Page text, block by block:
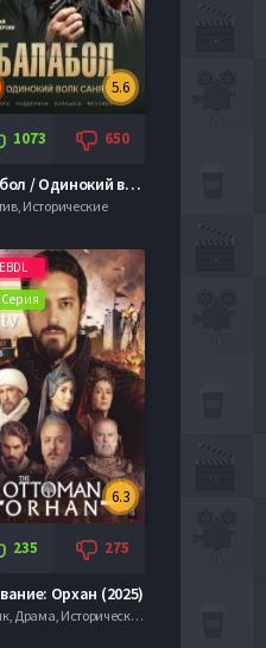
5.6
1073 650
Балабол / Одинокий волк Саня (1-9 Сезон)
Исторические
Серия
6.3
235 275
Орхан (2025)
, Боевик, Драма, Исторические